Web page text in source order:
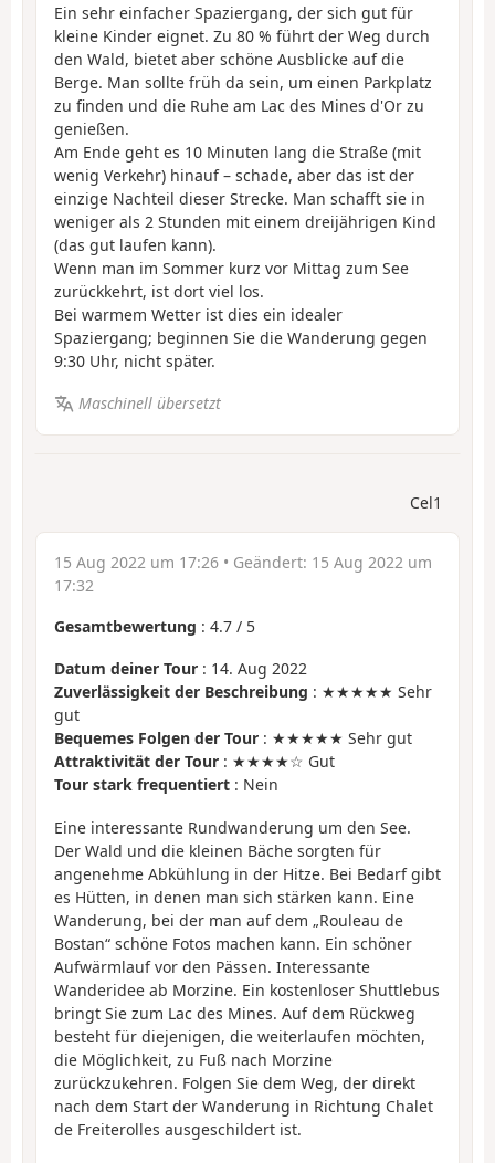
Ein sehr einfacher Spaziergang, der sich gut für
kleine Kinder eignet. Zu 80 % führt der Weg durch
den Wald, bietet aber schöne Ausblicke auf die
Berge. Man sollte früh da sein, um einen Parkplatz
zu finden und die Ruhe am Lac des Mines d'Or zu
genießen.
Am Ende geht es 10 Minuten lang die Straße (mit
wenig Verkehr) hinauf – schade, aber das ist der
einzige Nachteil dieser Strecke. Man schafft sie in
weniger als 2 Stunden mit einem dreijährigen Kind
(das gut laufen kann).
Wenn man im Sommer kurz vor Mittag zum See
zurückkehrt, ist dort viel los.
Bei warmem Wetter ist dies ein idealer
Spaziergang; beginnen Sie die Wanderung gegen
9:30 Uhr, nicht später.
Maschinell übersetzt
Cel1
15 Aug 2022 um 17:26 • Geändert: 15 Aug 2022 um
17:32
Gesamtbewertung : 4.7 / 5
Datum deiner Tour : 14. Aug 2022
Zuverlässigkeit der Beschreibung : ★★★★★ Sehr
gut
Bequemes Folgen der Tour : ★★★★★ Sehr gut
Attraktivität der Tour : ★★★★☆ Gut
Tour stark frequentiert : Nein
Eine interessante Rundwanderung um den See.
Der Wald und die kleinen Bäche sorgten für
angenehme Abkühlung in der Hitze. Bei Bedarf gibt
es Hütten, in denen man sich stärken kann. Eine
Wanderung, bei der man auf dem „Rouleau de
Bostan“ schöne Fotos machen kann. Ein schöner
Aufwärmlauf vor den Pässen. Interessante
Wanderidee ab Morzine. Ein kostenloser Shuttlebus
bringt Sie zum Lac des Mines. Auf dem Rückweg
besteht für diejenigen, die weiterlaufen möchten,
die Möglichkeit, zu Fuß nach Morzine
zurückzukehren. Folgen Sie dem Weg, der direkt
nach dem Start der Wanderung in Richtung Chalet
de Freiterolles ausgeschildert ist.